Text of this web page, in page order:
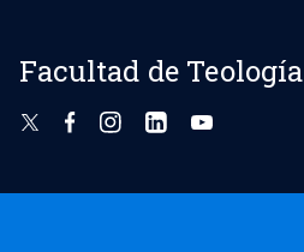
Facultad de Teología